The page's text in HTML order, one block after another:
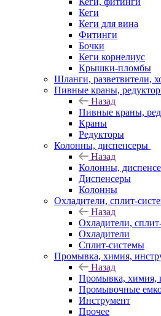
Кеги
Кеги для вина
Фитинги
Бочки
Кеги корнелиус
Крышки-пломбы
Шланги, разветвители,
Пивные краны,
Назад
Пивные краны,
Краны
Редукторы
Колонны, диспенсеры
Назад
Колонны,
Диспенсеры
Колонны
Охладители, сплит-
Назад
Охладители,
Охладители
Сплит-системы
Промывка, химия,
Назад
Промывка, химия,
Промывочные
Инструмент
Прочее